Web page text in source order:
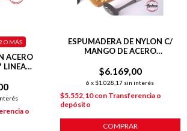
ACERO
LINEA
O MÁS
o
ESPUMADERA DE NYLON C/
MANGO DE ACERO
$6.169,00
6 x $1.028,17 sin interés
$5.552,10con Transferencia o
depósito
COMPRAR